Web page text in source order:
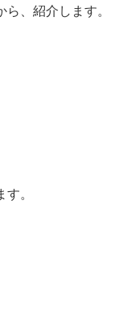
、紹介します。
。